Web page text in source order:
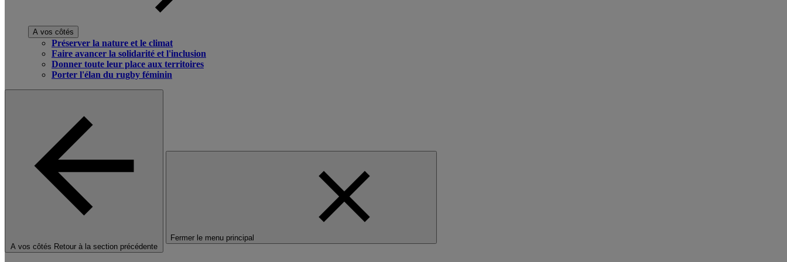
A vos côtés
Préserver la nature et le climat
Faire avancer la solidarité et l'inclusion
Donner toute leur place aux territoires
Porter l'élan du rugby féminin
A vos côtés Retour à la section précédente
Fermer le menu principal